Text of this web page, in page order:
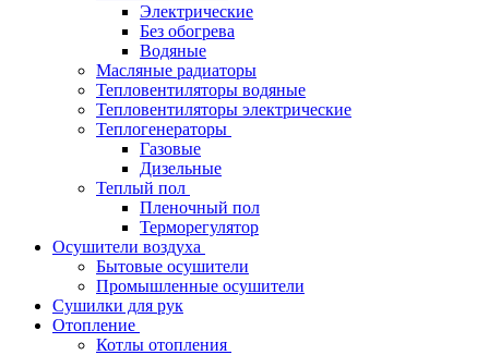
Электрические
Без обогрева
Водяные
Масляные радиаторы
Тепловентиляторы водяные
Тепловентиляторы электрические
Теплогенераторы
Газовые
Дизельные
Теплый пол
Пленочный пол
Терморегулятор
Осушители воздуха
Бытовые осушители
Промышленные осушители
Сушилки для рук
Отопление
Котлы отопления